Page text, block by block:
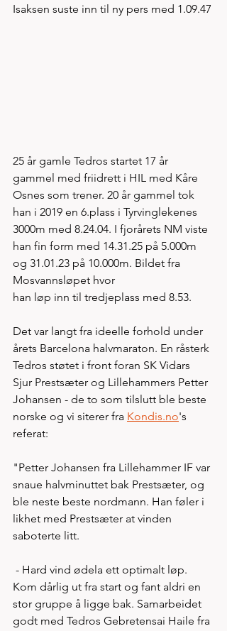
Isaksen suste inn til ny pers med 1.09.47
25 år gamle Tedros startet 17 år
gammel med friidrett i HIL med Kåre
Osnes som trener. 20 år gammel tok
han i 2019 en 6.plass i Tyrvinglekenes
3000m med 8.24.04. I fjorårets NM viste
han fin form med 14.31.25 på 5.000m
og 31.01.23 på 10.000m. Bildet fra
Mosvannsløpet hvor
han løp inn til tredjeplass med 8.53.
Det var langt fra ideelle forhold under
årets Barcelona halvmaraton. En råsterk
Tedros støtet i front foran SK Vidars
Sjur Prestsæter og Lillehammers Petter
Johansen - de to som tilslutt ble beste
norske og vi siterer fra Kondis.no's
referat:
"Petter Johansen fra Lillehammer IF var
snaue halvminuttet bak Prestsæter, og
ble neste beste nordmann. Han føler i
likhet med Prestsæter at vinden
saboterte litt.
Kom dårlig ut fra start og fant aldri en
stor gruppe å ligge bak. Samarbeidet
godt med Tedros Gebretensai Haile fra